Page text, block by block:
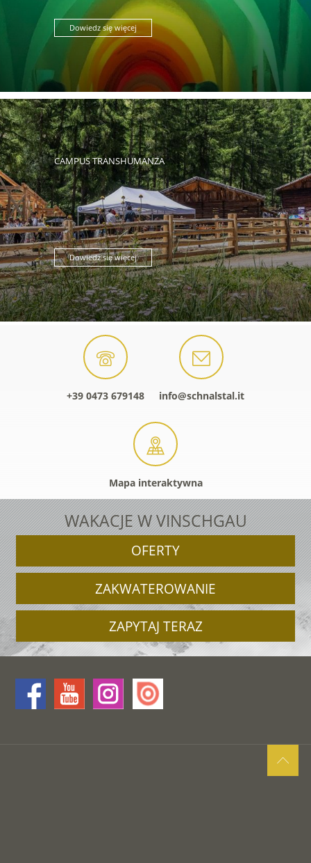
Dowiedz się więcej
CAMPUS TRANSHUMANZA
Dowiedz się więcej
+39 0473 679148 info@schnalstal.it
Mapa interaktywna
WAKACJE W VINSCHGAU
OFERTY
ZAKWATEROWANIE
ZAPYTAJ TERAZ